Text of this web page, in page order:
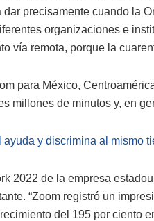
precisamente cuando la
organizaciones e
vía remota, porque la
para México,
millones de minutos y, en
y discrimina al mismo
2022 de la empresa
“Zoom registró un
del 195 por ciento